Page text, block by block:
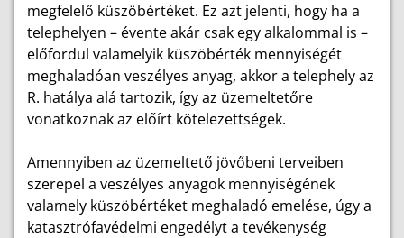
megfelelő küszöbértéket. Ez azt jelenti, hogy ha a
telephelyen – évente akár csak egy alkalommal is –
előfordul valamelyik küszöbérték mennyiségét
meghaladóan veszélyes anyag, akkor a telephely az
R. hatálya alá tartozik, így az üzemeltetőre
vonatkoznak az előírt kötelezettségek.
Amennyiben az üzemeltető jövőbeni terveiben
szerepel a veszélyes anyagok mennyiségének
valamely küszöbértéket meghaladó emelése, úgy a
katasztrófavédelmi engedélyt a tevékenység